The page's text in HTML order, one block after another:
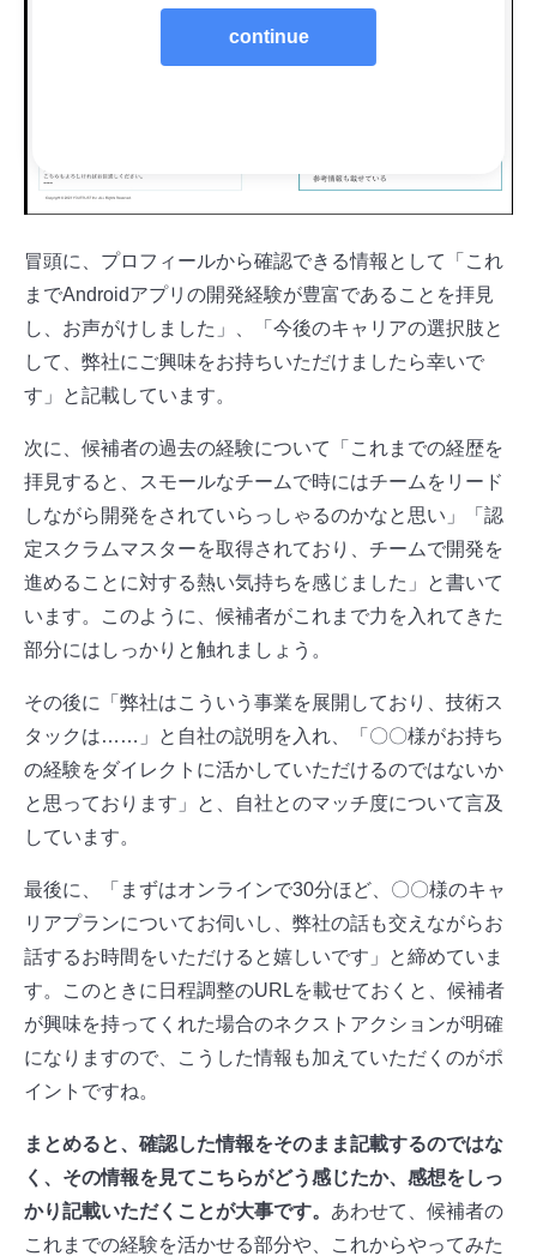
冒頭に、プロフィールから確認できる情報として「これ
までAndroidアプリの開発経験が豊富であることを拝見
し、お声がけしました」、「今後のキャリアの選択肢と
して、弊社にご興味をお持ちいただけましたら幸いで
す」と記載しています。
次に、候補者の過去の経験について「これまでの経歴を
拝見すると、スモールなチームで時にはチームをリード
しながら開発をされていらっしゃるのかなと思い」「認
定スクラムマスターを取得されており、チームで開発を
進めることに対する熱い気持ちを感じました」と書いて
います。このように、候補者がこれまで力を入れてきた
部分にはしっかりと触れましょう。
その後に「弊社はこういう事業を展開しており、技術ス
タックは……」と自社の説明を入れ、「〇〇様がお持ち
の経験をダイレクトに活かしていただけるのではないか
と思っております」と、自社とのマッチ度について言及
しています。
最後に、「まずはオンラインで30分ほど、〇〇様のキャ
リアプランについてお伺いし、弊社の話も交えながらお
話するお時間をいただけると嬉しいです」と締めていま
す。このときに日程調整のURLを載せておくと、候補者
が興味を持ってくれた場合のネクストアクションが明確
になりますので、こうした情報も加えていただくのがポ
イントですね。
まとめると、確認した情報をそのまま記載するのではな
く、その情報を見てこちらがどう感じたか、感想をしっ
かり記載いただくことが大事です。 あわせて、候補者の
これまでの経験を活かせる部分や、これからやってみた
continue